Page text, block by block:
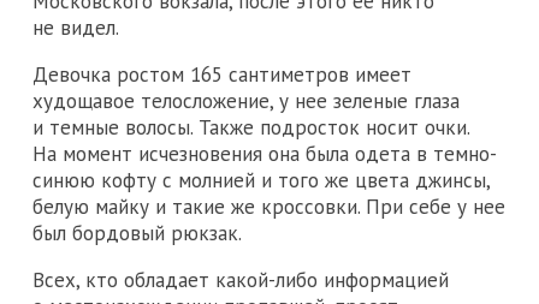
не видел.
Девочка ростом 165 сантиметров имеет
худощавое телосложение, у нее зеленые глаза
и темные волосы. Также подросток носит очки.
На момент исчезновения она была одета в темно-
синюю кофту с молнией и того же цвета джинсы,
белую майку и такие же кроссовки. При себе у нее
был бордовый рюкзак.
Всех, кто обладает какой-либо информацией